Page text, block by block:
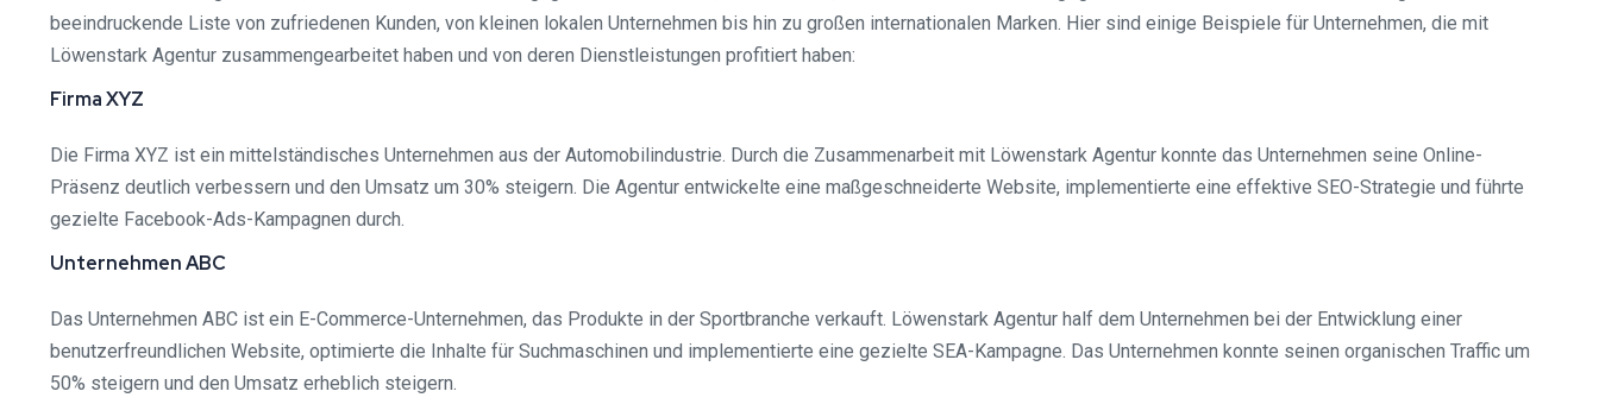
beeindruckende Liste von zufriedenen Kunden, von kleinen lokalen Unternehmen bis hin zu großen internationalen Marken. Hier sind einige Beispiele für Unternehmen, die mit
Löwenstark Agentur zusammengearbeitet haben und von deren Dienstleistungen profitiert haben:
Firma XYZ
Die Firma XYZ ist ein mittelständisches Unternehmen aus der Automobilindustrie. Durch die Zusammenarbeit mit Löwenstark Agentur konnte das Unternehmen seine Online-
Präsenz deutlich verbessern und den Umsatz um 30% steigern. Die Agentur entwickelte eine maßgeschneiderte Website, implementierte eine effektive SEO-Strategie und führte
gezielte Facebook-Ads-Kampagnen durch.
Unternehmen ABC
Das Unternehmen ABC ist ein E-Commerce-Unternehmen, das Produkte in der Sportbranche verkauft. Löwenstark Agentur half dem Unternehmen bei der Entwicklung einer
benutzerfreundlichen Website, optimierte die Inhalte für Suchmaschinen und implementierte eine gezielte SEA-Kampagne. Das Unternehmen konnte seinen organischen Traffic um
50% steigern und den Umsatz erheblich steigern.